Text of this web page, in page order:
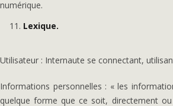
numérique.
Lexique.
Utilisateur : Internaute se connectant,
Informations personnelles : « les
quelque forme que ce soit, directement ou